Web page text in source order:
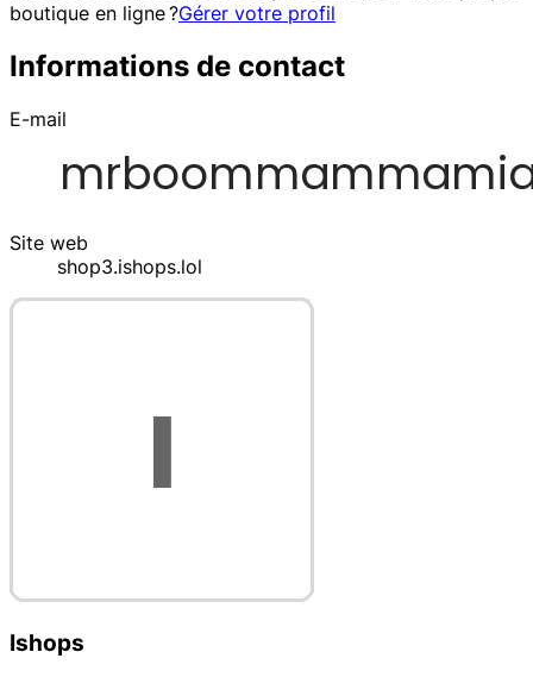
boutique en ligne ?Gérer votre profil
Informations de contact
E-mail
Site web
shop3.ishops.lol
Ishops